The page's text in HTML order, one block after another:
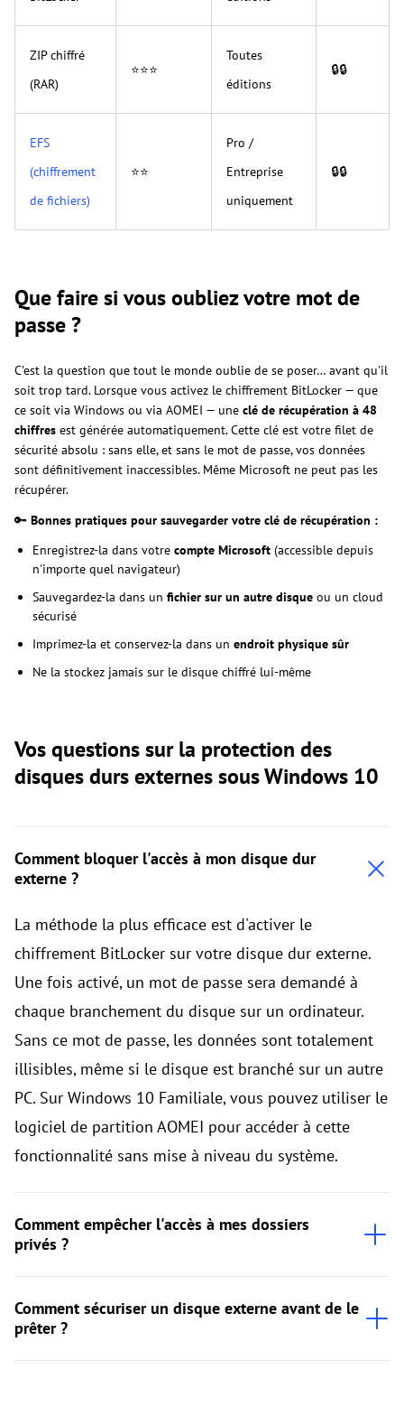
ZIP chiffré
(RAR)
⭐⭐⭐
Toutes
éditions
🔒🔒
EFS
(chiffrement
de fichiers)
⭐⭐
Pro /
Entreprise
uniquement
🔒🔒
Que faire si vous oubliez votre mot de
passe ?
C'est la question que tout le monde oublie de se poser… avant qu'il
soit trop tard. Lorsque vous activez le chiffrement BitLocker — que
ce soit via Windows ou via AOMEI — une clé de récupération à 48
chiffres est générée automatiquement. Cette clé est votre filet de
sécurité absolu : sans elle, et sans le mot de passe, vos données
sont définitivement inaccessibles. Même Microsoft ne peut pas les
récupérer.
🔑 Bonnes pratiques pour sauvegarder votre clé de récupération :
Enregistrez-la dans votre compte Microsoft (accessible depuis
n'importe quel navigateur)
Sauvegardez-la dans un fichier sur un autre disque ou un cloud
sécurisé
Imprimez-la et conservez-la dans un endroit physique sûr
Ne la stockez jamais sur le disque chiffré lui-même
Vos questions sur la protection des
disques durs externes sous Windows 10
Comment bloquer l'accès à mon disque dur
externe ?
La méthode la plus efficace est d'activer le
chiffrement BitLocker sur votre disque dur externe.
Une fois activé, un mot de passe sera demandé à
chaque branchement du disque sur un ordinateur.
Sans ce mot de passe, les données sont totalement
illisibles, même si le disque est branché sur un autre
PC. Sur Windows 10 Familiale, vous pouvez utiliser le
logiciel de partition AOMEI pour accéder à cette
fonctionnalité sans mise à niveau du système.
Comment empêcher l'accès à mes dossiers
privés ?
Comment sécuriser un disque externe avant de le
prêter ?